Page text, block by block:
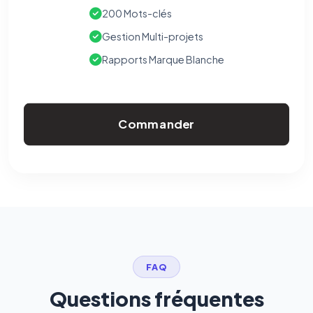
200 Mots-clés
Gestion Multi-projets
Rapports Marque Blanche
Commander
FAQ
Questions fréquentes